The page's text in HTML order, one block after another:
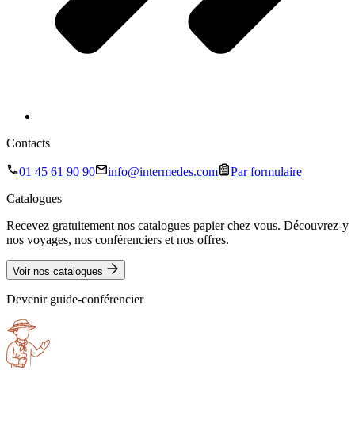
Contacts
01 45 61 90 90 info@intermedes.com
Par formulaire
Catalogues
Recevez gratuitement nos catalogues papier chez vous. Découvrez-y
nos voyages, nos conférenciers et nos offres.
Voir nos catalogues
Devenir guide-conférencier